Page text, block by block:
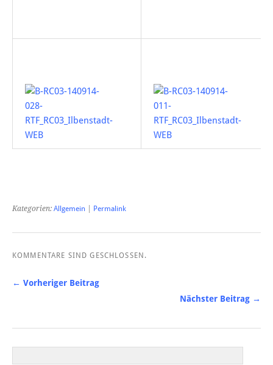
Kategorien: Allgemein Permalink
KOMMENTARE SIND GESCHLOSSEN.
← Vorheriger Beitrag
Nächster Beitrag →